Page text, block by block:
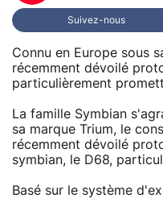
Suivez-nous
Connu en Europe sous
récemment dévoilé
particulièrement
La famille Symbian
sa marque Trium, le
récemment dévoilé
symbian, le D68,
Basé sur le système